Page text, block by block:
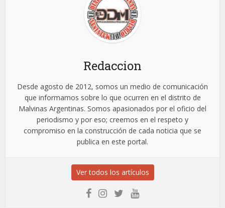
Redaccion
Desde agosto de 2012, somos un medio de comunicación
que informamos sobre lo que ocurren en el distrito de
Malvinas Argentinas. Somos apasionados por el oficio del
periodismo y por eso; creemos en el respeto y
compromiso en la construcción de cada noticia que se
publica en este portal.
Ver todos los artículos